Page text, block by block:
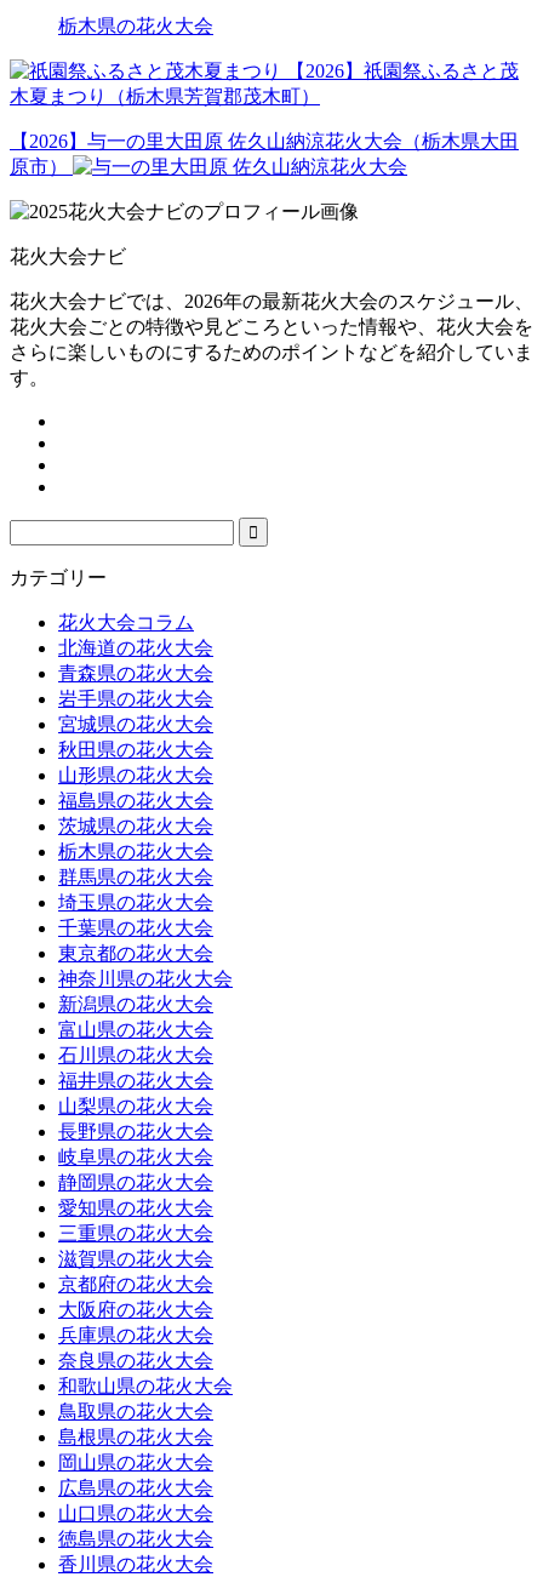
栃木県の花火大会
【2026】祇園祭ふるさと茂
木夏まつり（栃木県芳賀郡茂木町）
【2026】与一の里大田原 佐久山納涼花火大会（栃木県大田
原市）
花火大会ナビ
花火大会ナビでは、2026年の最新花火大会のスケジュール、
花火大会ごとの特徴や見どころといった情報や、花火大会を
さらに楽しいものにするためのポイントなどを紹介していま
す。
カテゴリー
花火大会コラム
北海道の花火大会
青森県の花火大会
岩手県の花火大会
宮城県の花火大会
秋田県の花火大会
山形県の花火大会
福島県の花火大会
茨城県の花火大会
栃木県の花火大会
群馬県の花火大会
埼玉県の花火大会
千葉県の花火大会
東京都の花火大会
神奈川県の花火大会
新潟県の花火大会
富山県の花火大会
石川県の花火大会
福井県の花火大会
山梨県の花火大会
長野県の花火大会
岐阜県の花火大会
静岡県の花火大会
愛知県の花火大会
三重県の花火大会
滋賀県の花火大会
京都府の花火大会
大阪府の花火大会
兵庫県の花火大会
奈良県の花火大会
和歌山県の花火大会
鳥取県の花火大会
島根県の花火大会
岡山県の花火大会
広島県の花火大会
山口県の花火大会
徳島県の花火大会
香川県の花火大会